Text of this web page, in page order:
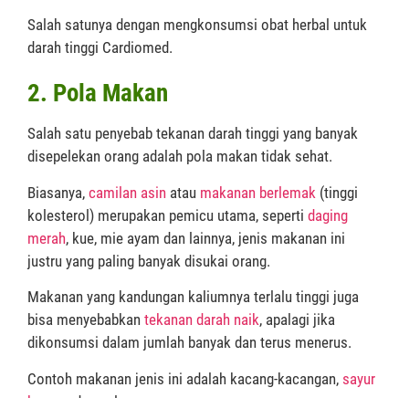
Salah satunya dengan mengkonsumsi obat herbal untuk
darah tinggi Cardiomed.
2. Pola Makan
Salah satu penyebab tekanan darah tinggi yang banyak
disepelekan orang adalah pola makan tidak sehat.
Biasanya, camilan asin atau makanan berlemak (tinggi
kolesterol) merupakan pemicu utama, seperti daging
merah, kue, mie ayam dan lainnya, jenis makanan ini
justru yang paling banyak disukai orang.
Makanan yang kandungan kaliumnya terlalu tinggi juga
bisa menyebabkan tekanan darah naik, apalagi jika
dikonsumsi dalam jumlah banyak dan terus menerus.
Contoh makanan jenis ini adalah kacang-kacangan, sayur